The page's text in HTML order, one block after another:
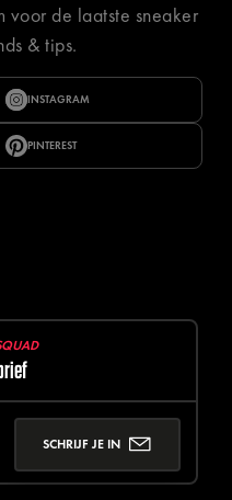
voor de laatste sneaker
& tips.
INSTAGRAM
PINTEREST
SCHRIJF JE IN